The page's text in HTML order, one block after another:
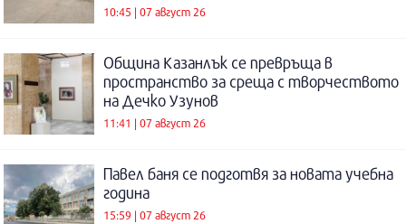
10:45 | 07 август 26
Община Казанлък се превръща в
пространство за среща с творчеството
на Дечко Узунов
11:41 | 07 август 26
Павел баня се подготвя за новата учебна
година
15:59 | 07 август 26